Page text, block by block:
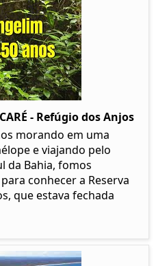
- Refúgio dos Anjos
morando em uma
e viajando pelo
da Bahia, fomos
conhecer a Reserva
que estava fechada